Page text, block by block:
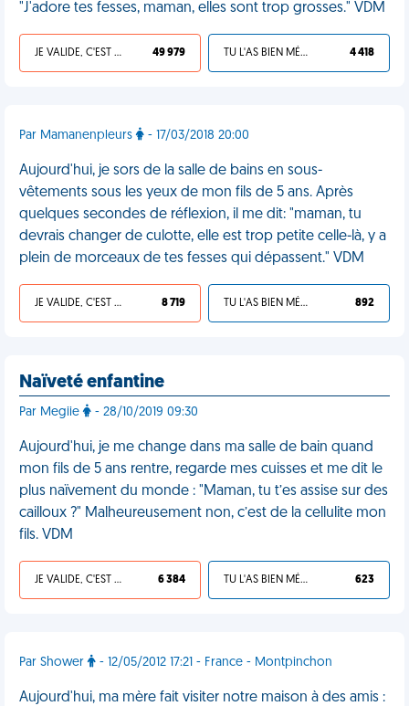
"J'adore tes fesses, maman, elles sont trop grosses." VDM
JE VALIDE, C'EST UNE VDM 49 979 TU L'AS BIEN MÉRITÉ 4 418
Par Mamanenpleurs - 17/03/2018 20:00
Aujourd'hui, je sors de la salle de bains en sous-
vêtements sous les yeux de mon fils de 5 ans. Après
quelques secondes de réflexion, il me dit: "maman, tu
devrais changer de culotte, elle est trop petite celle-là, y a
plein de morceaux de tes fesses qui dépassent." VDM
JE VALIDE, C'EST UNE VDM 8 719 TU L'AS BIEN MÉRITÉ 892
Naïveté enfantine
Par Megiie - 28/10/2019 09:30
Aujourd'hui, je me change dans ma salle de bain quand
mon fils de 5 ans rentre, regarde mes cuisses et me dit le
plus naïvement du monde : "Maman, tu t’es assise sur des
cailloux ?" Malheureusement non, c’est de la cellulite mon
fils. VDM
JE VALIDE, C'EST UNE VDM 6 384 TU L'AS BIEN MÉRITÉ 623
Par Shower - 12/05/2012 17:21 - France - Montpinchon
Aujourd'hui, ma mère fait visiter notre maison à des amis :